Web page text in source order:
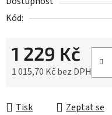
Kód:
1 229 Kč
1 015,70 Kč bez DPH
Tisk Zeptat se